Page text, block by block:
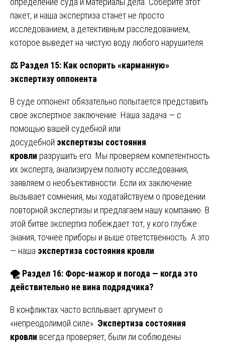
пакет, и наша экспертиза станет не просто
исследованием, а детективным расследованием,
которое выведет на чистую воду любого нарушителя.
⚖️ Раздел 15: Как оспорить «карманную»
экспертизу оппонента
В суде оппонент обязательно попытается представить
свое экспертное заключение. Наша задача — с
помощью вашей судебной или
досудебной экспертизы состояния
кровли разрушить его. Мы проверяем компетентность
их эксперта, анализируем полноту исследования,
заявляем о необъективности. Если их заключение
вызывает сомнения, мы ходатайствуем о проведении
повторной экспертизы и предлагаем нашу компанию. В
этой битве экспертиз побеждает тот, у кого глубже
знания, точнее приборы и выше ответственность. А это
— наша экспертиза состояния кровли
🌪 ️ Раздел 16: Форс-мажор и погода — когда это
действительно не вина подрядчика?
В конфликтах часто всплывает аргумент о
«непреодолимой силе». Экспертиза состояния
кровли всегда проверяет, были ли соблюдены